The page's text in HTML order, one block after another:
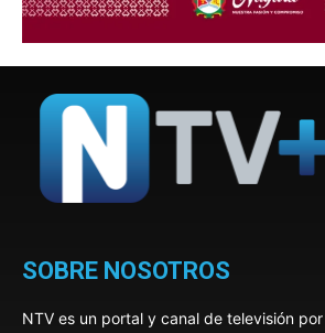
SOBRE NOSOTROS
NTV es un portal y canal de televisión